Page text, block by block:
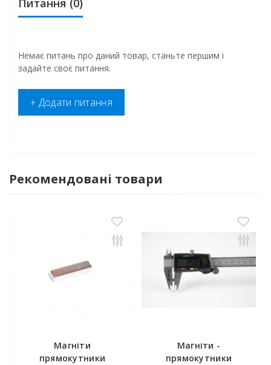
Питання (0)
Немає питань про даний товар, станьте першим і
задайте своє питання.
+ Додати питання
Рекомендовані товари
Магніти
прямокутники
Магніти -
прямокутники